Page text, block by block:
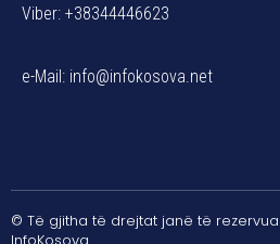
Viber: +38344446623
e-Mail: info@infokosova.net
© Të gjitha të drejtat janë të
InfoKosova